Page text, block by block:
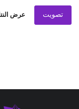
تصويت عرض